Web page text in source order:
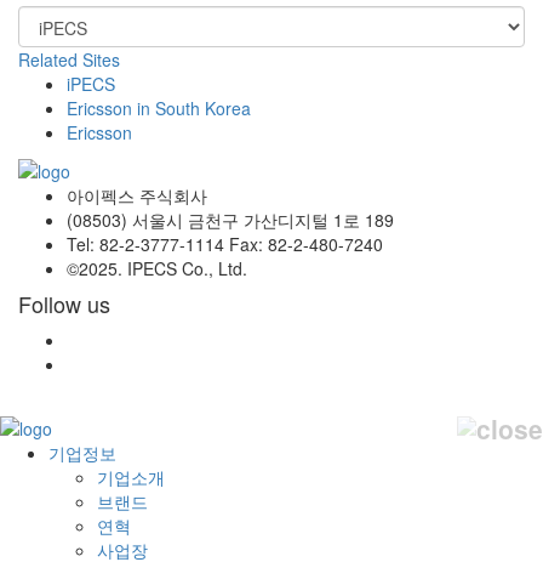
Related Sites
iPECS
Ericsson in South Korea
Ericsson
아이펙스 주식회사
(08503) 서울시 금천구 가산디지털 1로 189
Tel: 82-2-3777-1114 Fax: 82-2-480-7240
©2025. IPECS Co., Ltd.
Follow us
기업정보
기업소개
브랜드
연혁
사업장